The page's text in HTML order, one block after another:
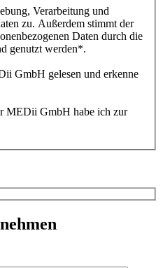
Verarbeitung und
Daten durch die
genutzt werden*.
GmbH gelesen und erkenne
MEDii GmbH habe ich zur